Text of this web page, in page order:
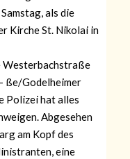
als die
Kirche St. Nikolai in
Westerbachstraße
ße/Godelheimer
Polizei hat alles
Abgesehen
am Kopf des
eine